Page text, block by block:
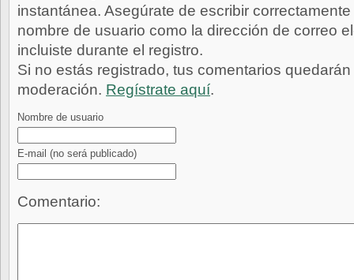
instantánea. Asegúrate de escribir
nombre de usuario como la dirección de correo
incluiste durante el registro.
Si no estás registrado, tus comentarios
moderación. Regístrate aquí.
Nombre de usuario
E-mail (no será publicado)
Comentario: